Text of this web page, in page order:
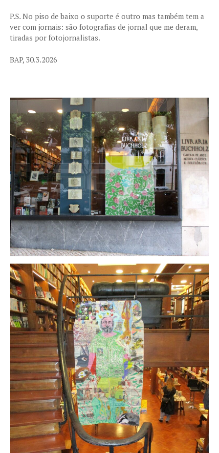
P.S. No piso de baixo o suporte é outro mas também tem a
ver com jornais: são fotografias de jornal que me deram,
tiradas por fotojornalistas.
BAP, 30.3.2026